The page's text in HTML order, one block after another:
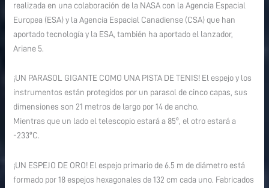
realizada en una colaboración de la NASA con la Agencia Espacial
Europea (ESA) y la Agencia Espacial Canadiense (CSA) que han
aportado tecnología y la ESA, también ha aportado el lanzador,
Ariane 5.
¡UN PARASOL GIGANTE COMO UNA PISTA DE TENIS! El espejo y los
instrumentos están protegidos por un parasol de cinco capas, sus
dimensiones son 21 metros de largo por 14 de ancho.
Mientras que un lado el telescopio estará a 85º, el otro estará a
-233ºC.
¡UN ESPEJO DE ORO! El espejo primario de 6.5 m de diámetro está
formado por 18 espejos hexagonales de 132 cm cada uno. Fabricados